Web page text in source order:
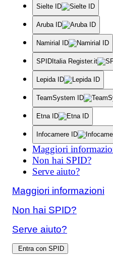
Sielte ID
Aruba ID
Namirial ID
SPIDItalia Register.it
Lepida ID
TeamSystem ID
Etna ID
Infocamere ID
Maggiori
Non hai SPID?
Serve aiuto?
Maggiori informazioni
Non hai SPID?
Serve aiuto?
Entra con SPID